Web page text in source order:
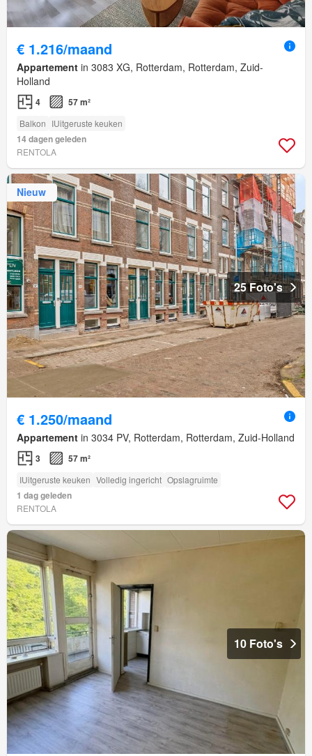
€ 1.216/maand
Appartement in 3083 XG, Rotterdam, Rotterdam, Zuid-
Holland
4 57 m²
Balkon IUitgeruste keuken
14 dagen geleden
RENTOLA
Nieuw
25 Foto's
€ 1.250/maand
Appartement in 3034 PV, Rotterdam, Rotterdam, Zuid-Holland
3 57 m²
IUitgeruste keuken Volledig ingericht Opslagruimte
1 dag geleden
RENTOLA
10 Foto's